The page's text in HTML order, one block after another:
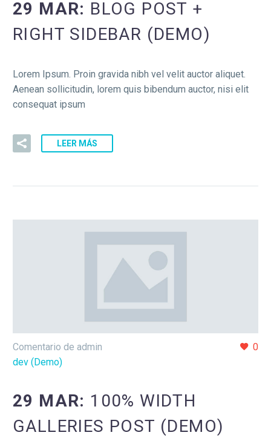
29 MAR: BLOG POST +
RIGHT SIDEBAR (DEMO)
Lorem Ipsum. Proin gravida nibh vel velit auctor aliquet.
Aenean sollicitudin, lorem quis bibendum auctor, nisi elit
consequat ipsum
LEER MÁS
0
Comentario de admin
dev (Demo)
29 MAR: 100% WIDTH
GALLERIES POST (DEMO)